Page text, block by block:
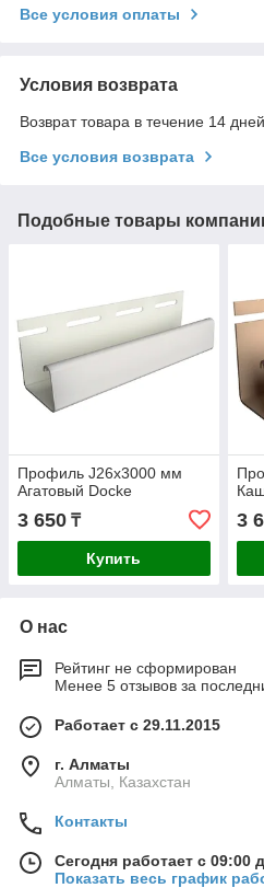
Все условия оплаты
Условия возврата
Возврат товара в течение 14
Все условия возврата
Подобные товары
Профиль J26х3000 мм
Агатовый Docke
3 650 ₸
Купить
3
О нас
Рейтинг не сформирован
Менее 5 отзывов за
Работает с 29.11.2015
г. Алматы
Алматы, Казахстан
Контакты
Сегодня работает с 09:00
Показать весь график